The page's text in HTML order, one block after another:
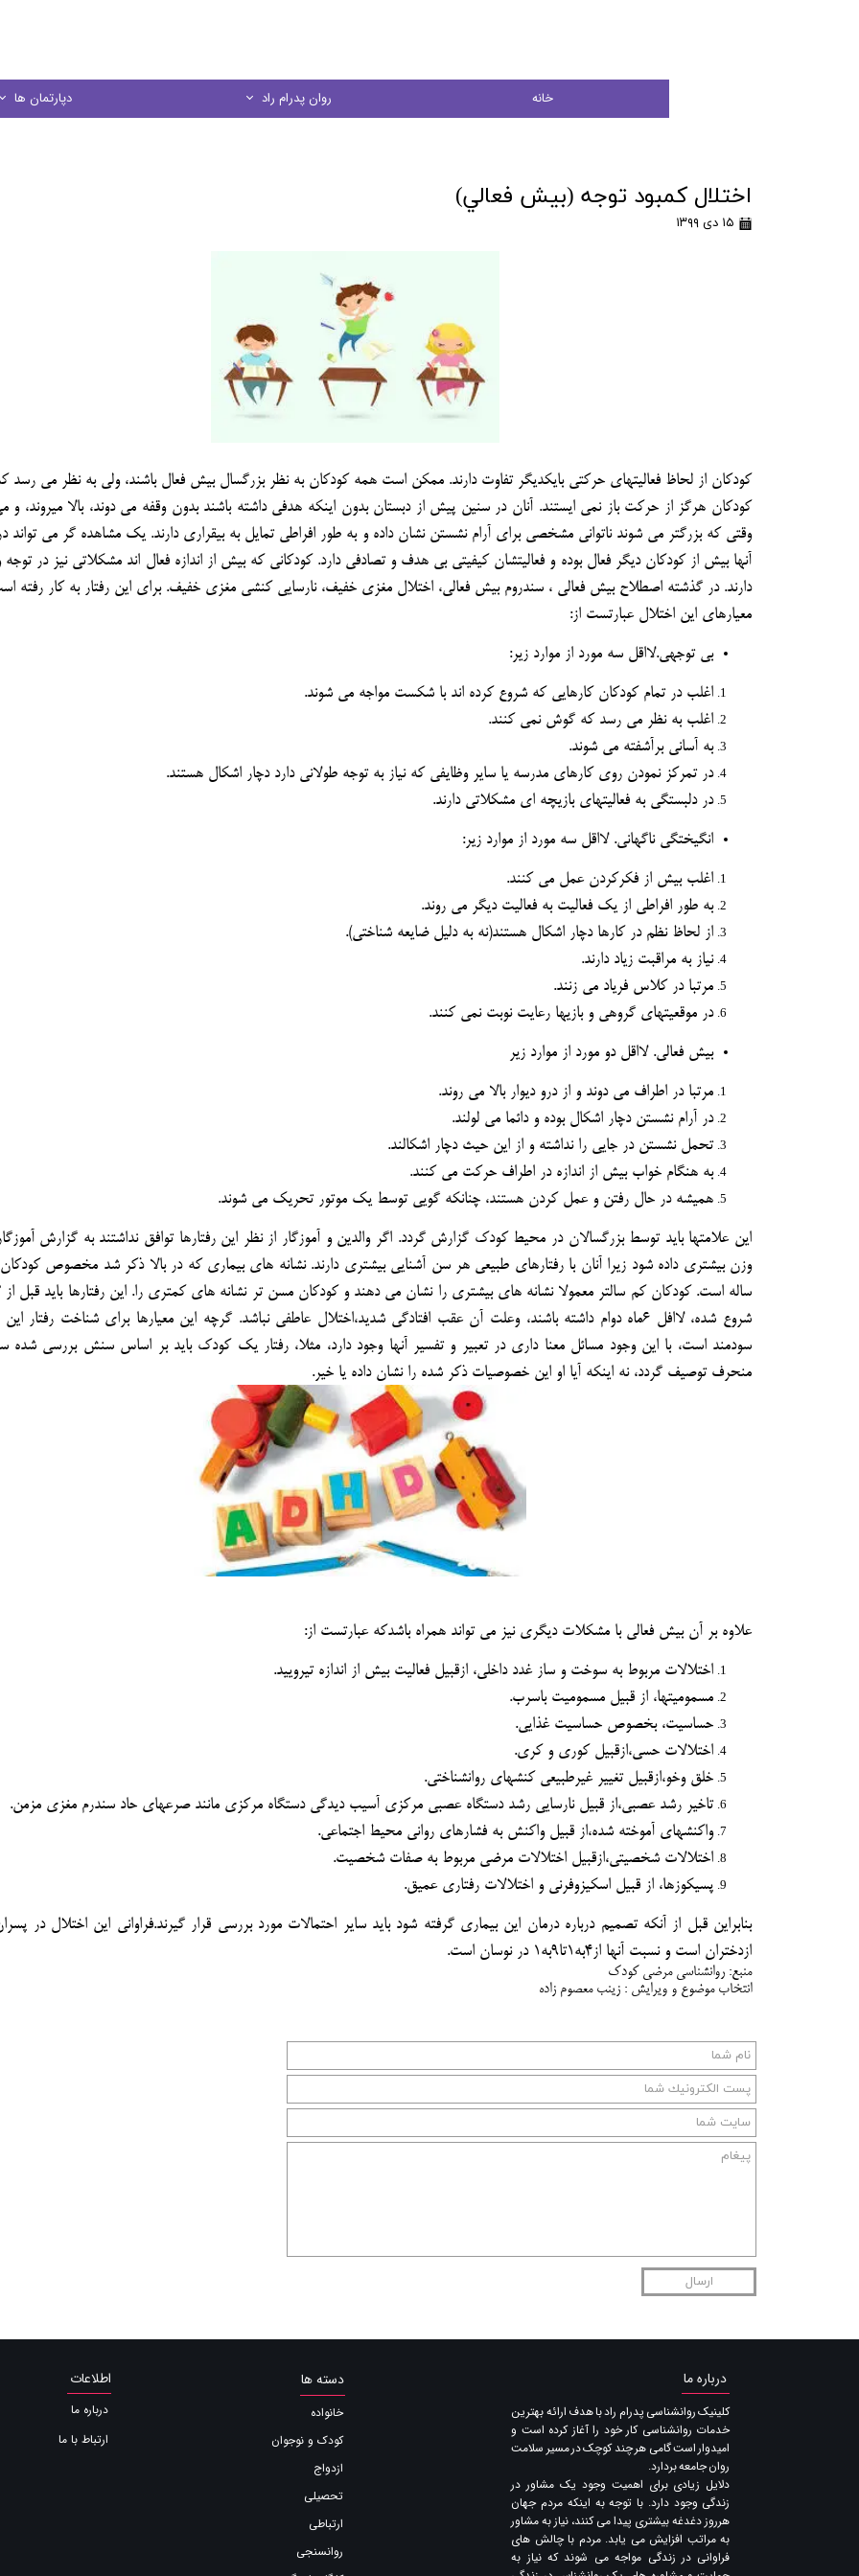
خانه روان پدرام راد دپارتمان ها
اختلال كمبود توجه (بيش فعالي)
۱۵ دی ۱۳۹۹
كودكان از لحاظ فعاليتهاي حركتي بايكديگر تفاوت دارند. ممكن است همه كودكان به نظر بزرگسال بيش فعال باشند، ولي به نظر مي رسد
كودكان هرگز از حركت باز نمي ايستند. آنان در سنين پيش از دبستان بدون اينكه هدفي داشته باشند بدون وقفه مي دوند، بالا ميروند، و
وقتي كه بزرگتر مي شوند ناتواني مشخصي براي آرام نشستن نشان داده و به طور افراطي تمايل به بيقراري دارند. يك مشاهده گر مي تواند
آنها بيش از كودكان ديگر فعال بوده و فعاليتشان كيفيتي بي هدف و تصادفي دارد. كودكاني كه بيش از اندازه فعال اند مشكلاتي نيز در توجه
دارند. در گذشته اصطلاح بيش فعالي ، سندروم بيش فعالي، اختلال مغزي خفيف، نارسايي كنشي مغزي خفيف. براي اين رفتار به كار رفته
معيارهاي اين اختلال عبارتست از:
بي توجهي.لااقل سه مورد از موارد زير:
اغلب در تمام كودكان كارهايي كه شروع كرده اند با شكست مواجه مي شوند.
اغلب به نظر مي رسد كه گوش نمي كنند.
به آساني برآشفته مي شوند.
در تمركز نمودن روي كارهاي مدرسه يا ساير وظايفي كه نياز به توجه طولاني دارد دچار اشكال هستند.
در دلبستگي به فعاليتهاي بازيچه اي مشكلاتي دارند.
انگيختگي ناگهاني. لااقل سه مورد از موارد زير:
اغلب بيش از فكركردن عمل مي كنند.
به طور افراطي از يك فعاليت به فعاليت ديگر مي روند.
از لحاظ نظم در كارها دچار اشكال هستند(نه به دليل ضايعه شناختي).
نياز به مراقبت زياد دارند.
مرتبا در كلاس فرياد مي زنند.
در موقعيتهاي گروهي و بازيها رعايت نوبت نمي كنند.
بيش فعالي. لااقل دو مورد از موارد زير
مرتبا در اطراف مي دوند و از درو ديوار بالا مي روند.
در آرام نشستن دچار اشكال بوده و دائما مي لولند.
تحمل نشستن در جايي را نداشته و از اين حيث دچار اشكالند.
به هنگام خواب بيش از اندازه در اطراف حركت مي كنند.
هميشه در حال رفتن و عمل كردن هستند، چنانكه گويي توسط يك موتور تحريك مي شوند.
اين علامتها بايد توسط بزرگسالان در محيط كودك گزارش گردد. اگر والدين و آموزگار از نظر اين رفتارها توافق نداشتند به گزارش
شروع شده، لاافل 6ماه دوام داشته باشند، وعلت آن عقب افتادگي شديد،اختلال عاطفي نباشد. گرچه اين معيارها براي شناخت رفتار
سودمند است، با اين وجود مسائل معنا داري در تعبير و تفسير آنها وجود دارد، مثلا، رفتار يك كودك بايد بر اساس سنش بررسي شده
منحرف توصيف گردد، نه اينكه آيا او اين خصوصيات ذكر شده را نشان داده يا خير.
علاوه بر آن بيش فعالي با مشكلات ديگري نيز مي تواند همراه باشدكه عبارتست از:
اختلالات مربوط به سوخت و ساز غدد داخلي، ازقبيل فعاليت بيش از اندازه تيروييد.
مسموميتها، از قبيل مسموميت باسرب.
حساسيت، بخصوص حساسيت غذايي.
اختلالات حسي،ازقبيل كوري و كري.
خلق وخو،ازقبيل تغيير غيرطبيعي كنشهاي روانشناختي.
تاخير رشد عصبي،از قبيل نارسايي رشد دستگاه عصبي مركزي آسيب ديدگي دستگاه مركزي مانند صرعهاي حاد سندرم مغزي مزمن.
واكنشهاي آموخته شده،از قبيل واكنش به فشارهاي رواني محيط اجتماعي.
اختلالات شخصيتي،ازقبيل اختلالات مرضي مربوط به صفات شخصيت.
پسيكوزها، از قبيل اسكيزوفرني و اختلالات رفتاري عميق.
بنابراين قبل از آنكه تصميم درباره درمان اين بيماري گرفته شود بايد ساير احتمالات مورد بررسي قرار گيرند.فراواني اين اختلال در
ازدختران است و نسبت آنها از4به1تا9به1 در نوسان است.
منبع: روانشناسي مرضي كودك
انتخاب موضوع و ویرایش : زينب معصوم زاده
ارسال
درباره ما
​کلینیک روانشناسی پدرام راد با هدف ارائه بهترین
خدمات روانشناسی کار خود را آغاز کرده است و
امیدوار است گامی هر چند کوچک در مسیر سلامت
روان جامعه بردارد.
دلایل زیادی برای اهمیت وجود یک مشاور در
زندگی وجود دارد. با توجه به اینکه مردم جهان
هرروز دغدغه بیشتری پیدا می کنند​​​​​​​، نیاز به مشاور
به مراتب افزایش می یابد. مردم با چالش های
فراوانی در زندگی مواجه می شوند که نیاز به
خانواده
کودک و نوجوان
ازدواج
تحصیلی
ارتباطی
روانسنجی
دسته ها اطلاعات
درباره ما
ارتباط با ما